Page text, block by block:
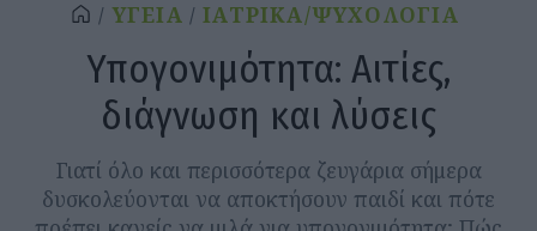
ΥΓΕΙΑ ΙΑΤΡΙΚΑ/ΨΥΧΟΛΟΓΙΑ
Υπογονιμότητα: Αιτίες,
διάγνωση και λύσεις
Γιατί όλο και περισσότερα ζευγάρια σήμερα
δυσκολεύονται να αποκτήσουν παιδί και πότε